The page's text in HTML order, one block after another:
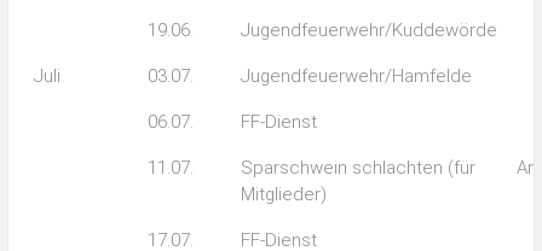
19.06. Jugendfeuerwehr/Kuddewörde
Juli 03.07. Jugendfeuerwehr/Hamfelde
06.07. FF-Dienst
11.07.
Sparschwein schlachten (für
Mitglieder)
17.07. FF-Dienst